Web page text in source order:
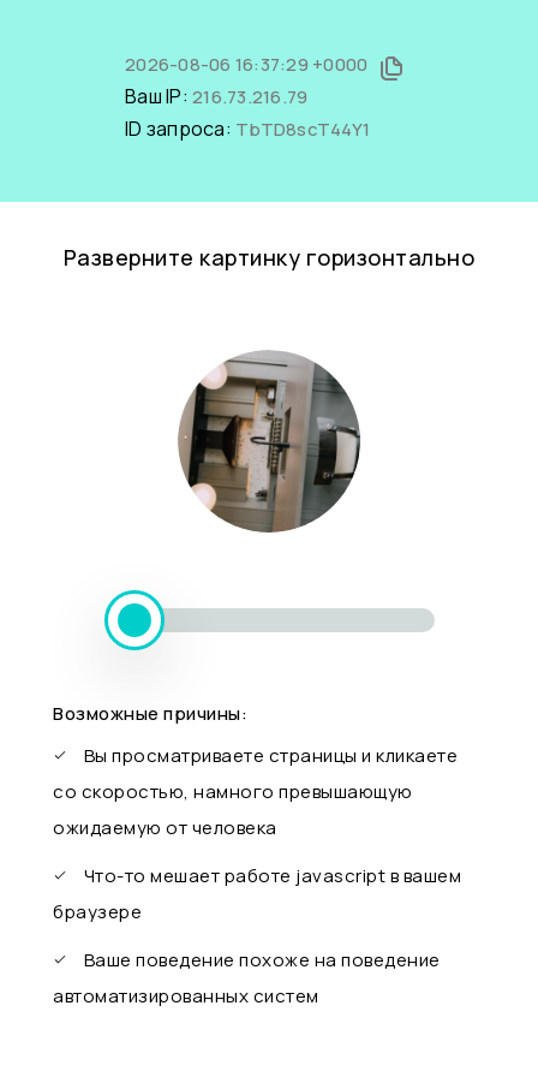
2026-08-06 16:37:29 +0000
Ваш IP: 216.73.216.79
ID запроса: TbTD8scT44Y1
Разверните картинку горизонтально
Возможные причины:
Вы просматриваете страницы и кликаете
со скоростью, намного превышающую
ожидаемую от человека
Что-то мешает работе javascript в вашем
браузере
Ваше поведение похоже на поведение
автоматизированных систем